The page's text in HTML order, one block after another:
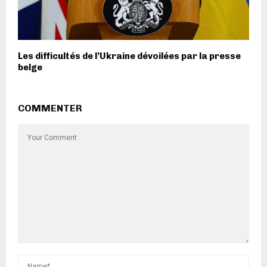
Les difficultés de l’Ukraine dévoilées par la presse
belge
COMMENTER